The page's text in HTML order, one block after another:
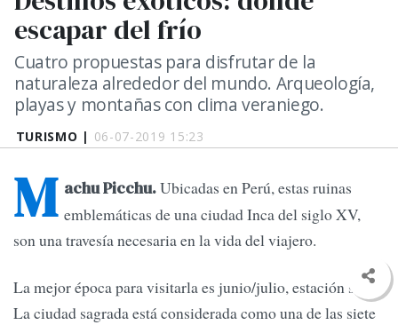
TURISMO | 06-07-2019 15:23
escapar del frío
Cuatro propuestas para disfrutar de la
naturaleza alrededor del mundo. Arqueología,
playas y montañas con clima veraniego.
M achu Picchu.Ubicadas en Perú, estas ruinas
emblemáticas de una ciudad Inca del siglo XV,
son una travesía necesaria en la vida del viajero.
La mejor época para visitarla es junio/julio, estación seca.
La ciudad sagrada está considerada como una de las siete